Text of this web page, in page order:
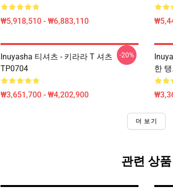
₩5,918,510 - ₩6,883,110
Inuyasha 티셔츠 - 키라라 T 셔츠
TP0704
₩3,651,700 - ₩4,202,900
-20%
한
더 보기
관련 상품